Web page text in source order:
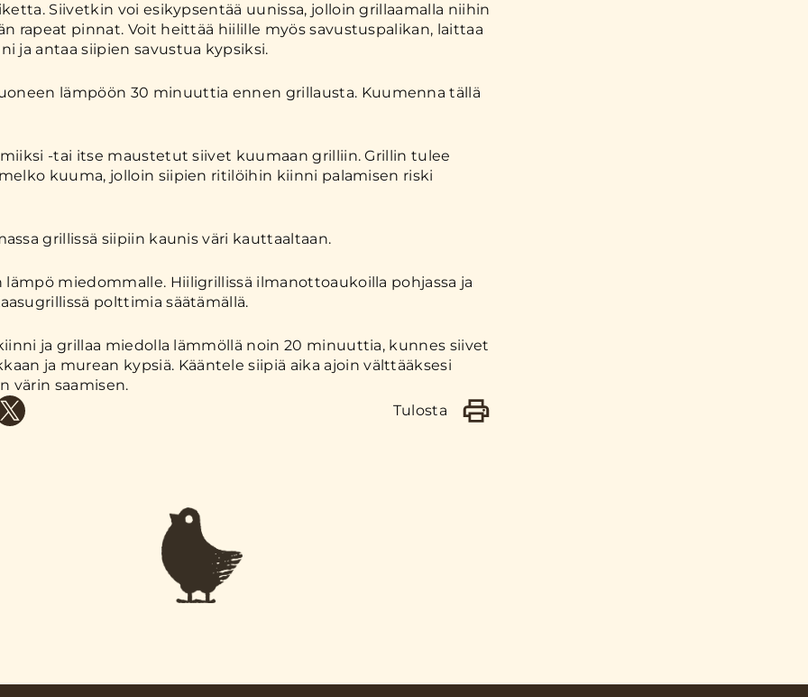
Siivetkin voi esikypsentää uunissa, jolloin grillaamalla niihin
rapeat pinnat. Voit heittää hiilille myös savustuspalikan, laittaa
ja antaa siipien savustua kypsiksi.
lämpöön 30 minuuttia ennen grillausta. Kuumenna tällä
-tai itse maustetut siivet kuumaan grilliin. Grillin tulee
kuuma, jolloin siipien ritilöihin kiinni palamisen riski
grillissä siipiin kaunis väri kauttaaltaan.
lämpö miedommalle. Hiiligrillissä ilmanottoaukoilla pohjassa ja
polttimia säätämällä.
ja grillaa miedolla lämmöllä noin 20 minuuttia, kunnes siivet
ja murean kypsiä. Kääntele siipiä aika ajoin välttääksesi
värin saamisen.
Tulosta